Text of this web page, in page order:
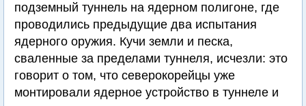
подземный туннель на ядерном полигоне, где
проводились предыдущие два испытания
ядерного оружия. Кучи земли и песка,
сваленные за пределами туннеля, исчезли: это
говорит о том, что северокорейцы уже
монтировали ядерное устройство в туннеле и